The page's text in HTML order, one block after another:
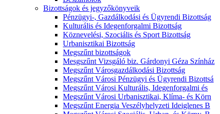
Bizottságok és jegyzőkönyveik
Pénzügyi-, Gazdálkodási és Ügyrendi Bizottság
Kulturális és Idegenforgalmi Bizottság
Köznevelési, Szociális és Sport Bizottság
Urbanisztikai Bizottság
Megszűnt bizottságok
Mesgszűnt Vizsgáló biz. Gárdonyi Géza Színház
Megszűnt Városgazdálkodási Bizottság
Megszűnt Városi Pénzügyi és Ügyrendi Bizottsá
Megszűnt Városi Kulturális, Idegenforgalmi és
Megszűnt Városi Urbanisztikai, Klíma- és Körn
Megszűnt Energia Veszélyhelyzeti Ideiglenes B